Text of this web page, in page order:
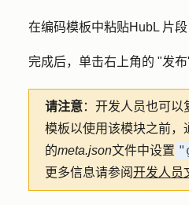
在编码模板中粘贴HubL 片段
完成后，单击右上角的 "发
请注意：开发人员也可
模板以使用该模块之前，
的meta.json文件中设置
更多信息请参阅开发人员